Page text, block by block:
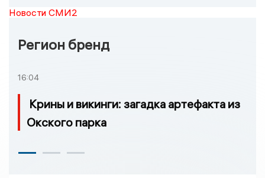
Новости СМИ2
Регион бренд
16:04
Крины и викинги: загадка артефакта из
Окского парка